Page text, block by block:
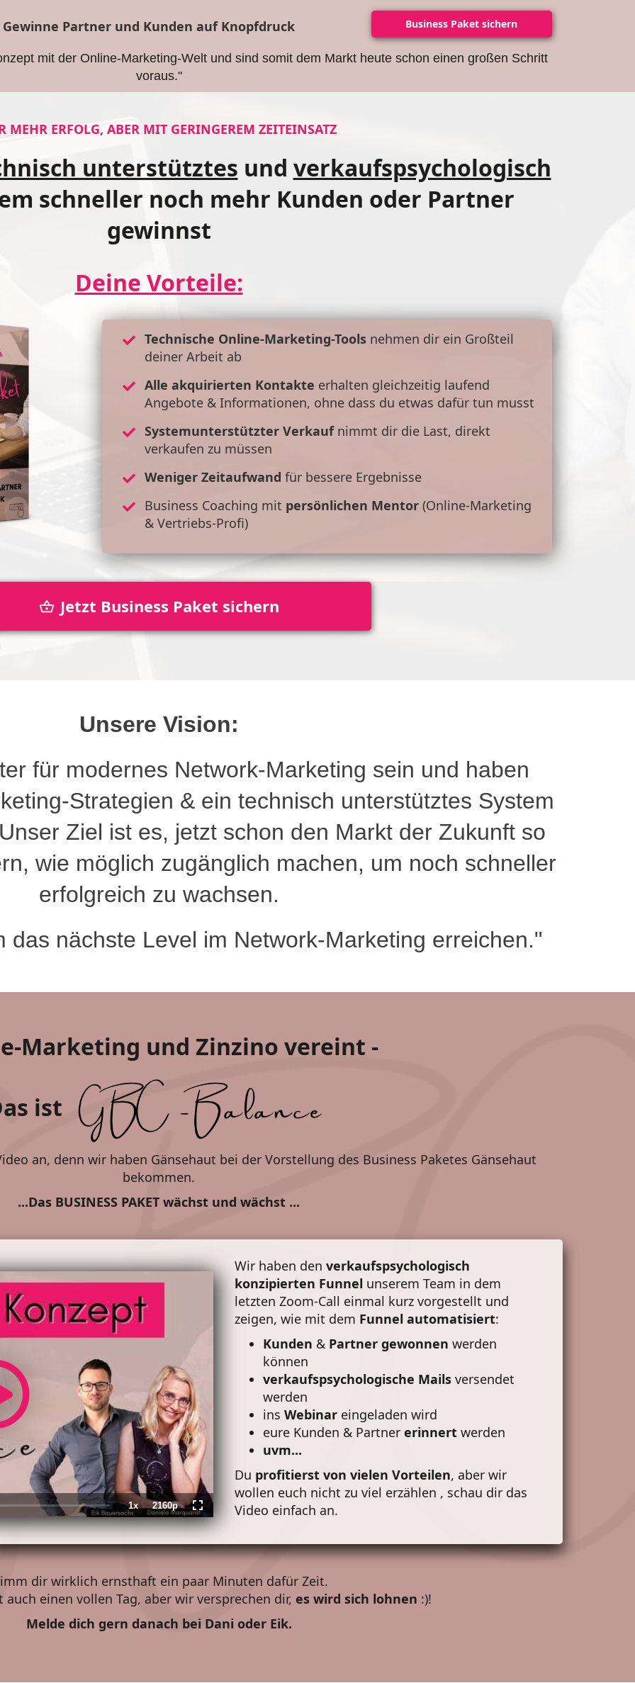
Gewinne Partner und Kunden auf Knopfdruck Business Paket sichern
mit der Online-Marketing-Welt und sind somit dem Markt heute schon einen großen Schritt
voraus."
MEHR ERFOLG, ABER MIT GERINGEREM ZEITEINSATZ
unterstütztes und verkaufspsychologisch
schneller noch mehr Kunden oder Partner
gewinnst
Deine Vorteile:
Technische Online-Marketing-Tools nehmen dir ein Großteil
deiner Arbeit ab
Alle akquirierten Kontakte erhalten gleichzeitig laufend
Angebote & Informationen, ohne dass du etwas dafür tun musst
Systemunterstützter Verkauf nimmt dir die Last, direkt
verkaufen zu müssen
Weniger Zeitaufwand für bessere Ergebnisse
Business Coaching mit persönlichen Mentor (Online-Marketing
& Vertriebs-Profi)
Jetzt Business Paket sichern
Unsere Vision:
für modernes Network-Marketing sein und haben
Strategien & ein technisch unterstütztes System
Ziel ist es, jetzt schon den Markt der Zukunft so
wie möglich zugänglich machen, um noch schneller
erfolgreich zu wachsen.
das nächste Level im Network-Marketing erreichen."
Marketing und Zinzino vereint -
ist
an, denn wir haben Gänsehaut bei der Vorstellung des Business Paketes Gänsehaut
bekommen.
...Das BUSINESS PAKET wächst und wächst ...
1xPlayback
Rate
Quality
2160p Fullscreen
Wir haben denverkaufspsychologisch
konzipierten Funnel unserem Team in dem
letzten Zoom-Call einmal kurz vorgestellt und
zeigen, wie mit dem Funnel automatisiert:
Kunden & Partner gewonnen werden
können
verkaufspsychologische Mails versendet
werden
insWebinar eingeladen wird
eure Kunden & Partnererinnertwerden
uvm...
Du profitierst von vielen Vorteilen, aber wir
wollen euch nicht zu viel erzählen , schau dir das
Video einfach an.
dir wirklich ernsthaft ein paar Minuten dafür Zeit.
einen vollen Tag, aber wir versprechen dir, es wird sich lohnen :)!
Melde dich gern danach bei Dani oder Eik.